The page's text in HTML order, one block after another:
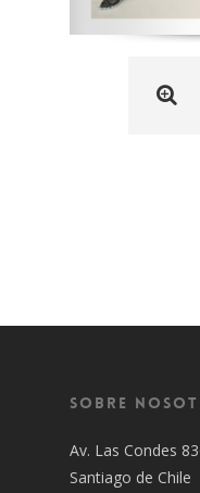
Sobre
Av. Las Condes
Santiago de Chile